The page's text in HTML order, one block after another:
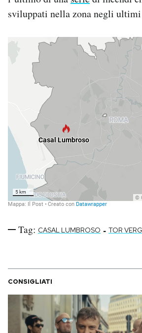
sviluppati nella zona negli
Tag: CASAL LUMBROSO - TOR
CONSIGLIATI